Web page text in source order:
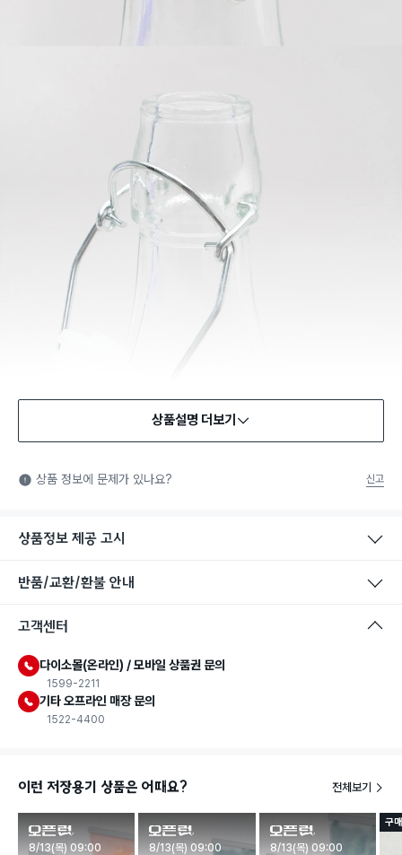
식품용 기구: 식품위생법에서 정한 규격에 따라 제조되어 식품 또
는 식품첨가물에 사용할 수 있는 식품용기구라는 표시입니다.
상품설명 더보기
상품 정보에 문제가 있나요? 신고
상품정보 제공 고시
반품/교환/환불 안내
고객센터
다이소몰(온라인) / 모바일 상품권 문의
1599-2211
기타 오프라인 매장 문의
1522-4400
이런 저장용기 상품은 어때요? 전체보기
판매시작
8/13(목) 09:00
판매시작
8/13(목) 09:00
판매시작
8/13(목) 09:00
구